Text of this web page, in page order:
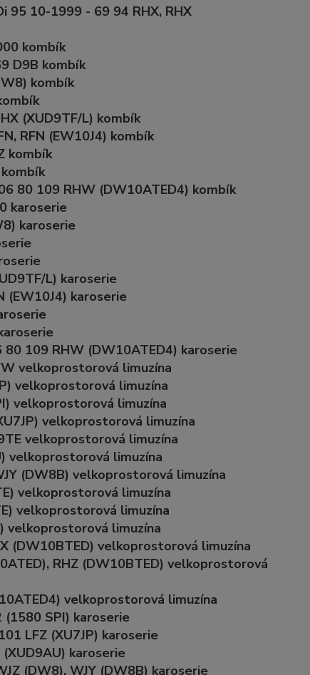
95 10-1999 - 69 94 RHX, RHX
kombík
D9B kombík
kombík
(XUD9TF/L) kombík
RFN (EW10J4) kombík
kombík
80 109 RHW (DW10ATED4) kombík
karoserie
karoserie
L) karoserie
(EW10J4) karoserie
109 RHW (DW10ATED4) karoserie
velkoprostorová limuzína
velkoprostorová limuzína
velkoprostorová limuzína
velkoprostorová limuzína
velkoprostorová limuzína
velkoprostorová limuzína
(DW8B) velkoprostorová limuzína
velkoprostorová limuzína
velkoprostorová limuzína
velkoprostorová limuzína
(DW10BTED) velkoprostorová limuzína
RHZ (DW10BTED) velkoprostorová
velkoprostorová limuzína
(1580 SPI) karoserie
LFZ (XU7JP) karoserie
karoserie
(DW8), WJY (DW8B) karoserie